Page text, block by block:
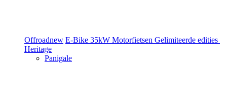
Offroadnew E-Bike 35kW Motorfietsen Gelimiteerde edities
Heritage
Panigale